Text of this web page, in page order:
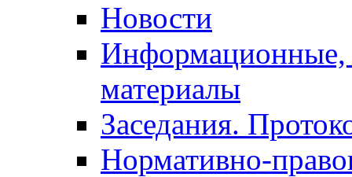
Новости
Информационные,
материалы
Заседания.
Нормативно-